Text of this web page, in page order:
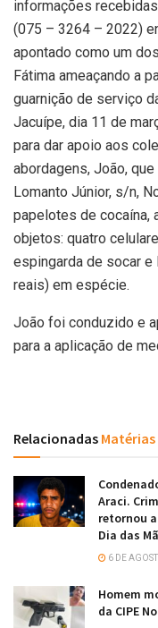
informações
(075 – 3264 – 2022)
apontado como um
Fátima ameaçando a
guarnição de serviço
Jacuípe, dia 11 de
para dar apoio aos
abordagens, João,
Lomanto Júnior, s/n,
papelotes de cocaína,
objetos: quatro
espingarda de socar e
reais) em espécie.
João foi conduzido e
para a aplicação de
Relacionadas Matérias
Araci.
retornou
Dia das
6 DE
Homem
da CIPE